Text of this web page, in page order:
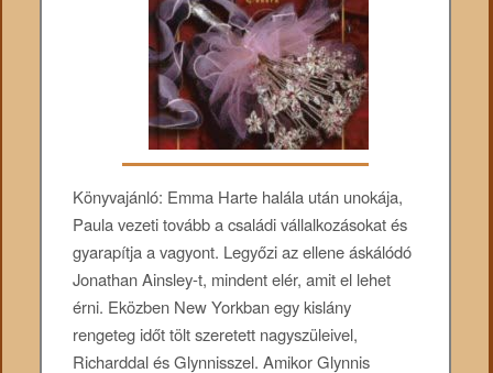
Könyvajánló: Emma Harte halála után unokája,
Paula vezeti tovább a családi vállalkozásokat és
gyarapítja a vagyont. Legyőzi az ellene áskálódó
Jonathan Ainsley-t, mindent elér, amit el lehet
érni. Eközben New Yorkban egy kislány
rengeteg időt tölt szeretett nagyszüleivel,
Richarddal és Glynnisszel. Amikor Glynnis